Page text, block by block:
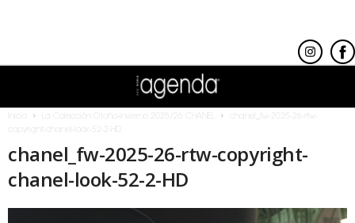
La Colección Otoño-Invierno 2025/26 CHANEL
chanel_fw-2025-26-rtw-
copyright-chanel-look-52-2-HD
chanel_fw-2025-26-rtw-copyright-
chanel-look-52-2-HD